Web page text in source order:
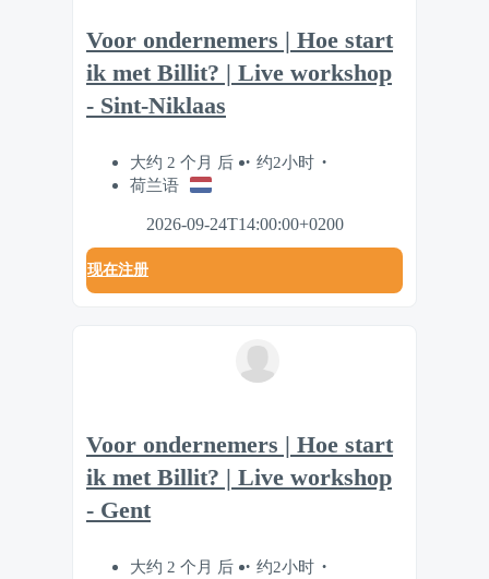
Voor ondernemers | Hoe start
ik met Billit? | Live workshop
- Sint-Niklaas
大约 2 个月 后
约2小时
荷兰语
2026-09-24T14:00:00+0200
现在注册
Voor ondernemers | Hoe start
ik met Billit? | Live workshop
- Gent
大约 2 个月 后
约2小时